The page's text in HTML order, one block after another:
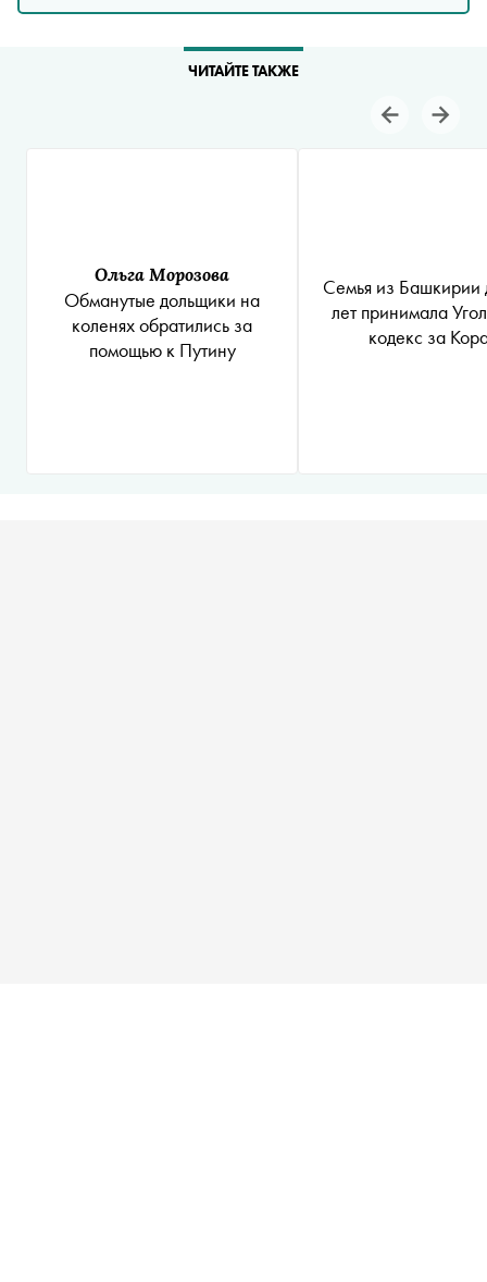
ЧИТАЙТЕ ТАКЖЕ
Ольга Морозова
Обманутые дольщики на
коленях обратились за
помощью к Путину
Семья из Башкирии
лет принимала
кодекс за